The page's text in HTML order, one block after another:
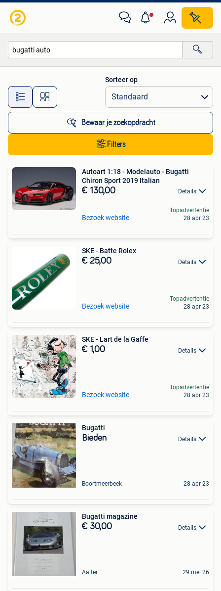
Alle afstanden…
Sorteer op
Bewaar je zoekopdracht
Filters
Autoart 1:18 - Modelauto - Bugatti
Chiron Sport 2019 Italian
€ 130,00 Details
Bezoek website
Topadvertentie
28 apr 23
SKE - Batte Rolex
€ 25,00 Details
Bezoek website
Topadvertentie
28 apr 23
SKE - Lart de la Gaffe
€ 1,00 Details
Bezoek website
Topadvertentie
28 apr 23
Bugatti
Bieden Details
Boortmeerbeek 28 apr 23
Bugatti magazine
€ 30,00 Details
Aalter 29 mei 26